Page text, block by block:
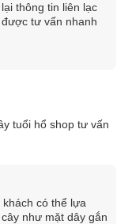
đơn giản
T
thông tin liên lạc
tư vấn nhanh
tuổi hổ shop tư vấn
có thể lựa
như mặt dây gắn